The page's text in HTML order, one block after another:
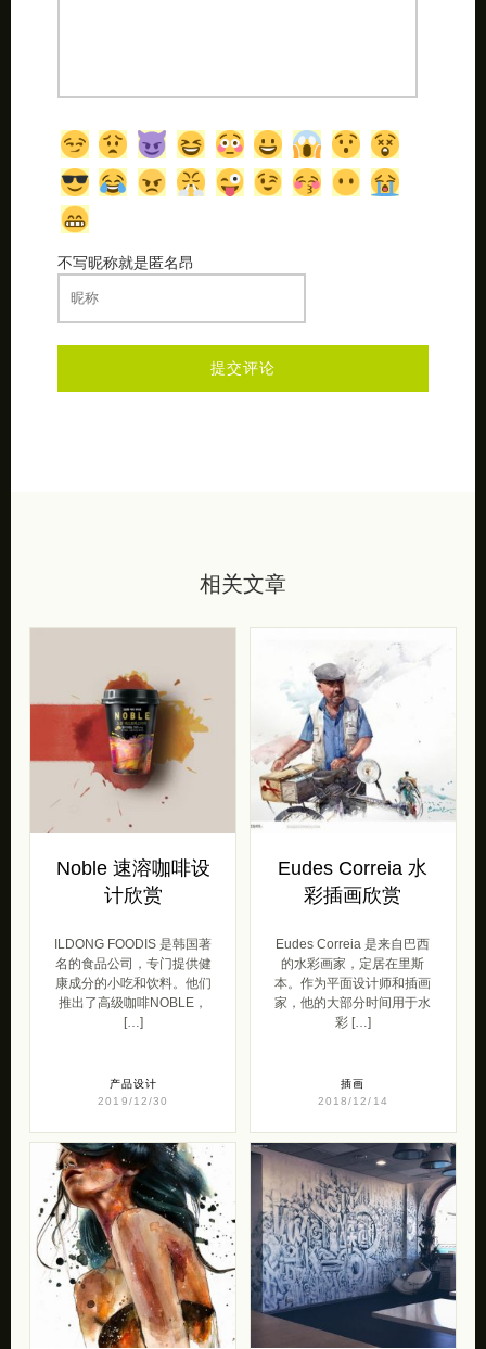
不写昵称就是匿名昂
相关文章
Noble 速溶咖啡设
计欣赏
ILDONG FOODIS 是韩国著
名的食品公司，专门提供健
康成分的小吃和饮料。他们
推出了高级咖啡NOBLE，
[…]
产品设计
2019/12/30
Eudes Correia 水
彩插画欣赏
Eudes Correia 是来自巴西
的水彩画家，定居在里斯
本。作为平面设计师和插画
家，他的大部分时间用于水
彩 […]
插画
2018/12/14